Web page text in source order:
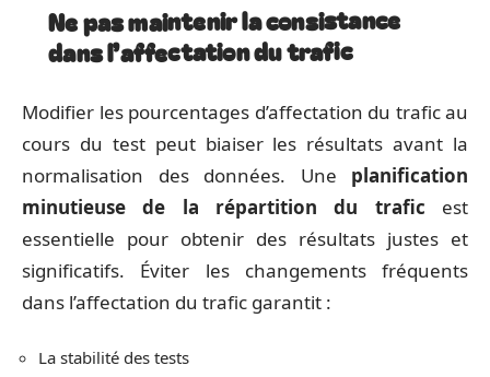
Ne pas maintenir la consistance
dans l’affectation du trafic
Modifier les pourcentages d’affectation du trafic au
cours du test peut biaiser les résultats avant la
normalisation des données. Une planification
minutieuse de la répartition du trafic est
essentielle pour obtenir des résultats justes et
significatifs. Éviter les changements fréquents
dans l’affectation du trafic garantit :
La stabilité des tests